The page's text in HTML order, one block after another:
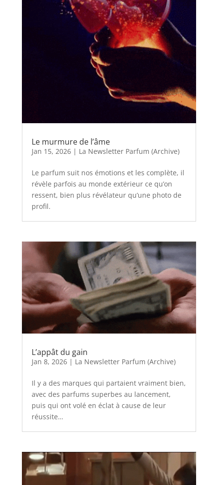
Le murmure de l’âme
Jan 15, 2026| La Newsletter Parfum (Archive)
Le parfum suit nos émotions et les complète, il
révèle parfois au monde extérieur ce qu’on
ressent, bien plus révélateur qu’une photo de
profil.
L’appât du gain
Jan 8, 2026| La Newsletter Parfum (Archive)
Il y a des marques qui partaient vraiment bien,
avec des parfums superbes au lancement,
puis qui ont volé en éclat à cause de leur
réussite…